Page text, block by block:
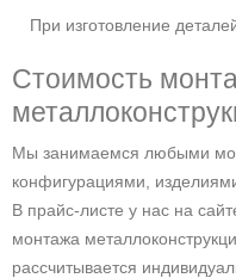
При изготовление
Стоимость
Мы занимаемся любыми
конфигурациями,
В прайс-листе у нас на
монтажа
рассчитывается